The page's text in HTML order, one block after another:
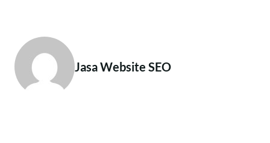
Jasa Website SEO